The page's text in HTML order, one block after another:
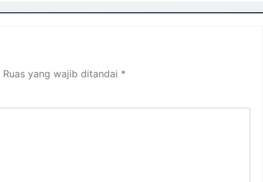
Ruas yang wajib ditandai *